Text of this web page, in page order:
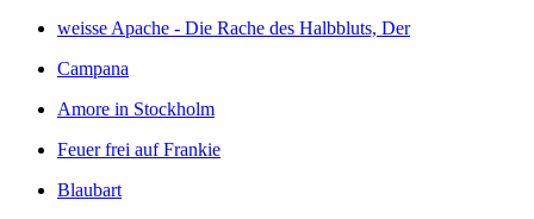
weisse Apache - Die Rache des Halbbluts, Der
Campana
Amore in Stockholm
Feuer frei auf Frankie
Blaubart